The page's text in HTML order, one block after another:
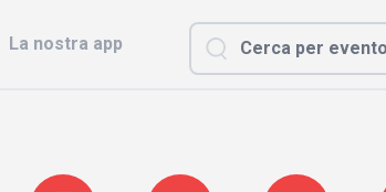
La nostra app